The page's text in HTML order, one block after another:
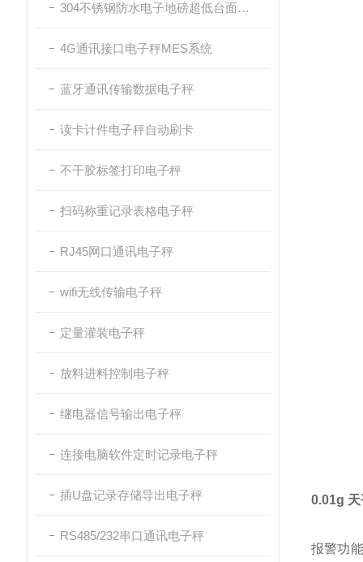
304不锈钢防水电子地磅超低台面带斜坡
4G通讯接口电子秤MES系统
蓝牙通讯传输数据电子秤
读卡计件电子秤自动刷卡
不干胶标签打印电子秤
扫码称重记录表格电子秤
RJ45网口通讯电子秤
wifi无线传输电子秤
定量灌装电子秤
放料进料控制电子秤
继电器信号输出电子秤
连接电脑软件定时记录电子秤
插U盘记录存储导出电子秤
RS485/232串口通讯电子秤
0.01g
报警功